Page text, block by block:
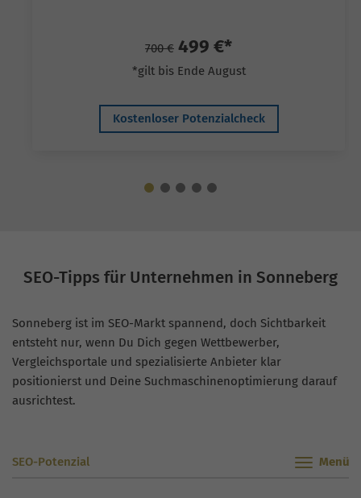
700 € 499 €*
*gilt bis Ende August
Kostenloser Potenzialcheck
SEO-Tipps für Unternehmen in Sonneberg
Sonneberg ist im SEO-Markt spannend, doch Sichtbarkeit
entsteht nur, wenn Du Dich gegen Wettbewerber,
Vergleichsportale und spezialisierte Anbieter klar
positionierst und Deine Suchmaschinenoptimierung darauf
ausrichtest.
SEO-Potenzial